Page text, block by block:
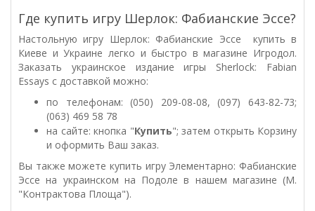
Где купить игру Шерлок: Фабианские Эссе?
Настольную игру Шерлок: Фабианские Эссе купить в
Киеве и Украине легко и быстро в магазине Игродол.
Заказать украинское издание игры Sherlock: Fabian
Essays с доставкой можно:
по телефонам: (050) 209-08-08, (097) 643-82-73;
(063) 469 58 78
на сайте: кнопка "Купить"; затем открыть Корзину
и оформить Ваш заказ.
Вы также можете купить игру Элементарно: Фабианские
Эссе на украинском на Подоле в нашем магазине (М.
"Контрактова Площа").